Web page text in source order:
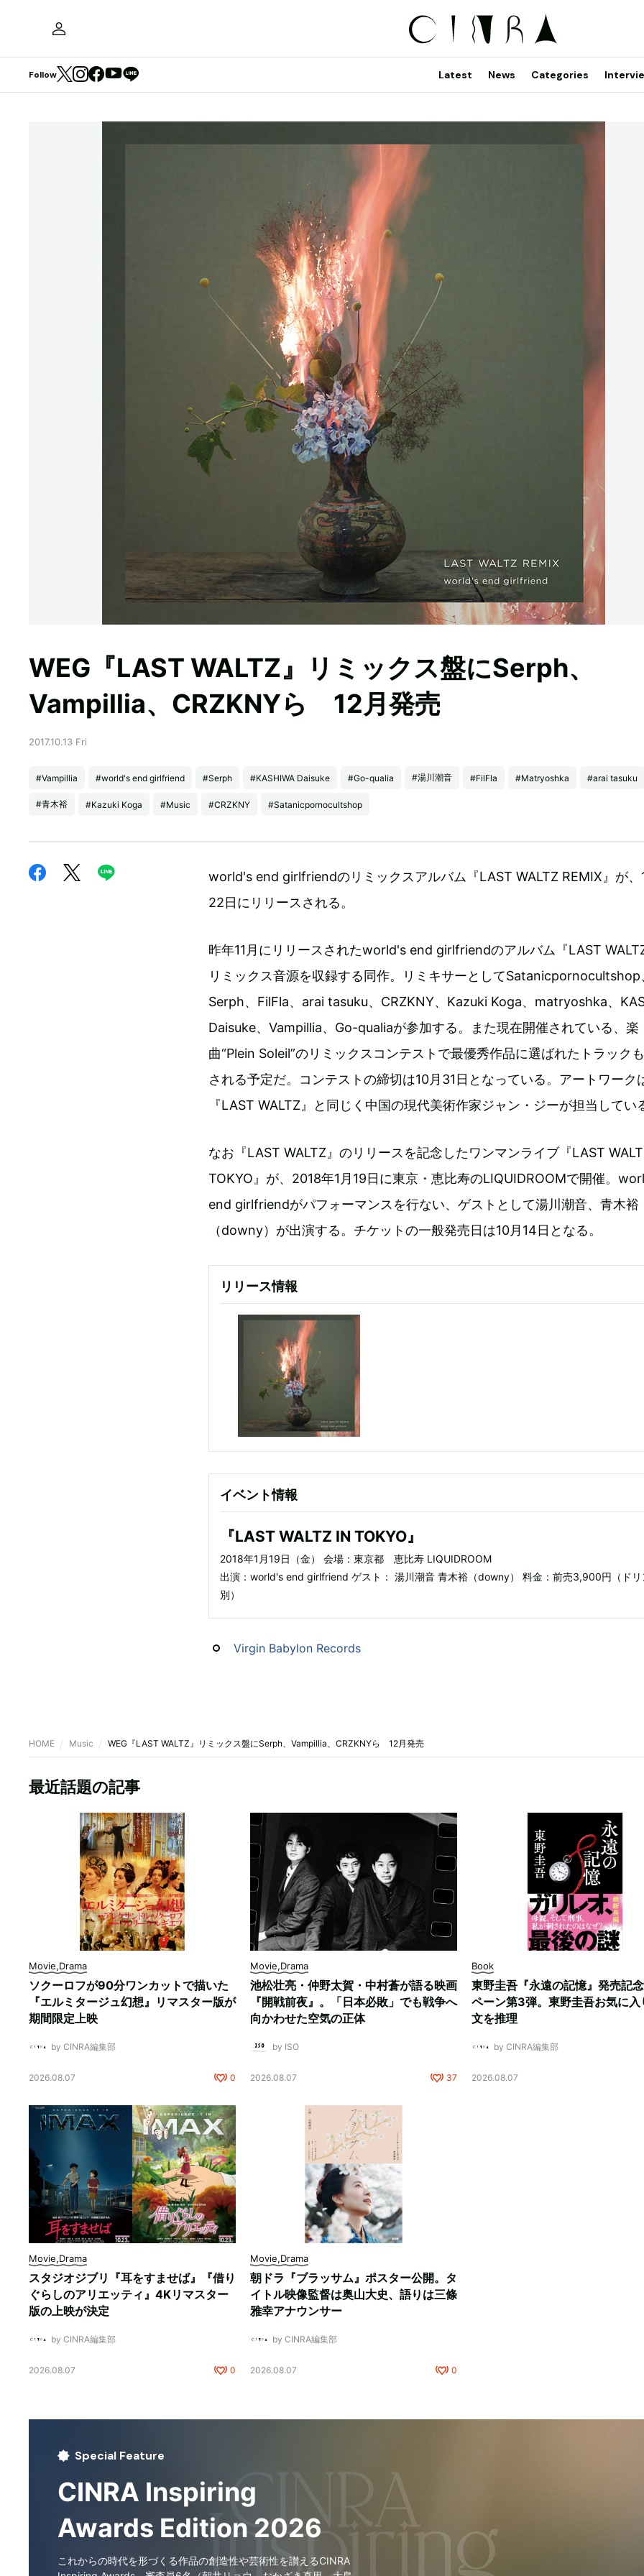
Follow Latest News Categories
WEG『LAST WALTZ』リミックス盤にSerph、
Vampillia、CRZKNYら 12月発売
2017.10.13 Fri
#Vampillia #world's end girlfriend #Serph #KASHIWA Daisuke #Go-qualia #湯川潮音 #FilFla #Matryoshka #arai tasuku
#青木裕 #Kazuki Koga #Music #CRZKNY #Satanicpornocultshop
world's end girlfriendのリミックスアルバム『LAST WALTZ REMIX』が、
22日にリリースされる。
昨年11月にリリースされたworld's end girlfriendのアルバム『LAST
リミックス音源を収録する同作。リミキサーとしてSatanicpornocultshop
Serph、FilFla、arai tasuku、CRZKNY、Kazuki Koga、matryoshka、
Daisuke、Vampillia、Go-qualiaが参加する。また現在開催されている、楽
曲“Plein Soleil”のリミックスコンテストで最優秀作品に選ばれたトラック
される予定だ。コンテストの締切は10月31日となっている。アートワーク
『LAST WALTZ』と同じく中国の現代美術作家ジャン・ジーが担当してい
なお『LAST WALTZ』のリリースを記念したワンマンライブ『LAST
TOKYO』が、2018年1月19日に東京・恵比寿のLIQUIDROOMで開催。
end girlfriendがパフォーマンスを行ない、ゲストとして湯川潮音、青木裕
（downy）が出演する。チケットの一般発売日は10月14日となる。
リリース情報
イベント情報
『LAST WALTZ IN TOKYO』
2018年1月19日（金） 会場：東京都 恵比寿 LIQUIDROOM
出演：world's end girlfriend ゲスト： 湯川潮音 青木裕（downy） 料金：前売3,900円（ドリ
別）
Virgin Babylon Records
HOME Music WEG『LAST WALTZ』リミックス盤にSerph、Vampillia、CRZKNYら 12月発売
最近話題の記事
Movie,Drama
ソクーロフが90分ワンカットで描いた
『エルミタージュ幻想』リマスター版が
期間限定上映
by CINRA編集部
2026.08.07 0
Movie,Drama
池松壮亮・仲野太賀・中村蒼が語る映画
『開戦前夜』。「日本必敗」でも戦争へ
向かわせた空気の正体
by ISO
2026.08.07 37
Book
東野圭吾『永遠の記憶』発売記
ペーン第3弾。東野圭吾お気に入
文を推理
by CINRA編集部
2026.08.07
Movie,Drama
スタジオジブリ『耳をすませば』『借り
ぐらしのアリエッティ』4Kリマスター
版の上映が決定
by CINRA編集部
2026.08.07 0
Movie,Drama
朝ドラ『ブラッサム』ポスター公開。タ
イトル映像監督は奥山大史、語りは三條
雅幸アナウンサー
by CINRA編集部
2026.08.07 0
Special Feature
CINRA Inspiring
Awards Edition 2026
これからの時代を形づくる作品の創造性や芸術性を讃えるCINRA